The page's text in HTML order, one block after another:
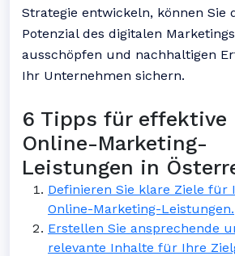
Strategie entwickeln, können Sie
Potenzial des digitalen Marketings
ausschöpfen und nachhaltigen
Ihr Unternehmen sichern.
6 Tipps für effektive
Online-Marketing-
Leistungen in
Definieren Sie klare Ziele für
Online-Marketing-Leistungen.
Erstellen Sie ansprechende
relevante Inhalte für Ihre